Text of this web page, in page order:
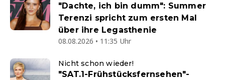
"Dachte, ich bin dumm": Summer
Terenzi spricht zum ersten Mal
über ihre Legasthenie
08.08.2026 • 11:35 Uhr
Nicht schon wieder!
"SAT.1-Frühstücksfernsehen"-